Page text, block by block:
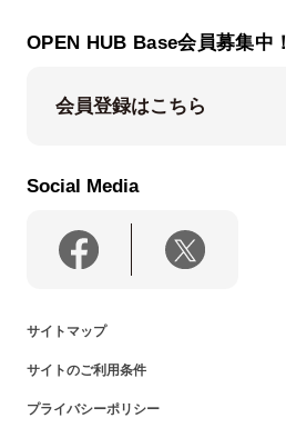
OPEN HUB Base会員募集中！
会員登録はこちら
Social Media
サイトマップ
サイトのご利用条件
プライバシーポリシー